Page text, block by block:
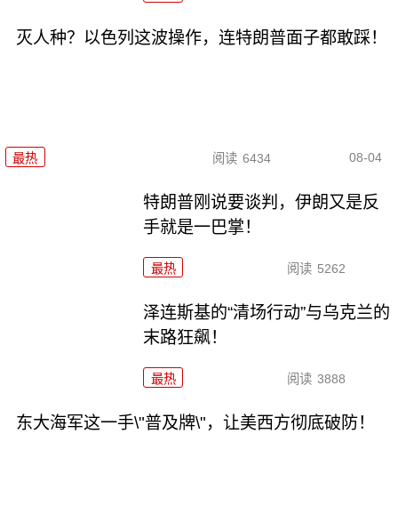
灭人种？以色列这波操作，连特朗普面子都敢踩！
最热 阅读 6434 08-04
特朗普刚说要谈判，伊朗又是反
手就是一巴掌！
最热 阅读 5262
泽连斯基的“清场行动”与乌克兰的
末路狂飙！
最热 阅读 3888
东大海军这一手\"普及牌\"，让美西方彻底破防！